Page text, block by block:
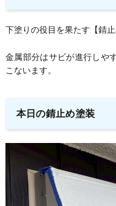
下塗りの役目を果たす【錆
金属部分はサビが進行しや
こないます。
本日の錆止め塗装